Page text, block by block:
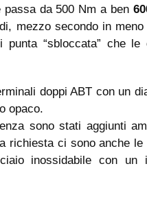
da 500 Nm a ben
mezzo secondo in
“sbloccata” che le
doppi ABT con un
opaco.
sono stati aggiunti
richiesta ci sono anche le
inossidabile con un